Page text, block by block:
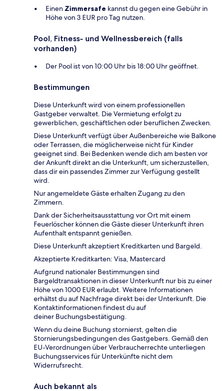
Einen Zimmersafe kannst du gegen eine Gebühr in
Höhe von 3 EUR pro Tag nutzen.
Pool, Fitness- und Wellnessbereich (falls
vorhanden)
Der Pool ist von 10:00 Uhr bis 18:00 Uhr geöffnet.
Bestimmungen
Diese Unterkunft wird von einem professionellen
Gastgeber verwaltet. Die Vermietung erfolgt zu
gewerblichen, geschäftlichen oder beruflichen Zwecken.
Diese Unterkunft verfügt über Außenbereiche wie Balkone
oder Terrassen, die möglicherweise nicht für Kinder
geeignet sind. Bei Bedenken wende dich am besten vor
der Ankunft direkt an die Unterkunft, um sicherzustellen,
dass dir ein passendes Zimmer zur Verfügung gestellt
wird.
Nur angemeldete Gäste erhalten Zugang zu den
Zimmern.
Dank der Sicherheitsausstattung vor Ort mit einem
Feuerlöscher können die Gäste dieser Unterkunft ihren
Aufenthalt entspannt genießen.
Diese Unterkunft akzeptiert Kreditkarten und Bargeld.
Akzeptierte Kreditkarten: Visa, Mastercard
Aufgrund nationaler Bestimmungen sind
Bargeldtransaktionen in dieser Unterkunft nur bis zu einer
Höhe von 1000 EUR erlaubt. Weitere Informationen
erhältst du auf Nachfrage direkt bei der Unterkunft. Die
Kontaktinformationen findest du auf
deiner Buchungsbestätigung.
Wenn du deine Buchung stornierst, gelten die
Stornierungsbedingungen des Gastgebers. Gemäß den
EU-Verordnungen über Verbraucherrechte unterliegen
Buchungsservices für Unterkünfte nicht dem
Widerrufsrecht.
Auch bekannt als